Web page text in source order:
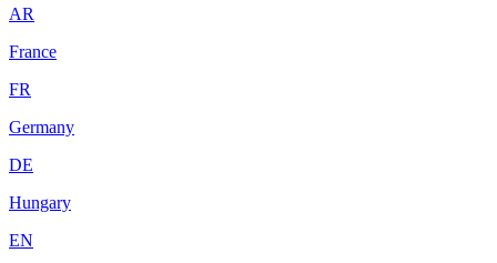
AR
France
FR
Germany
DE
Hungary
EN